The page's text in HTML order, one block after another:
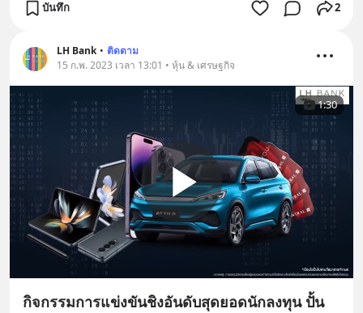
บันทึก 2
LH Bank • ติดตาม
15 ก.พ. 2023 เวลา 13:01 • หุ้น & เศรษฐกิจ
1:30
กิจกรรมการแข่งขันชิงอันดับสุดยอดนักลงทุน ปั้น